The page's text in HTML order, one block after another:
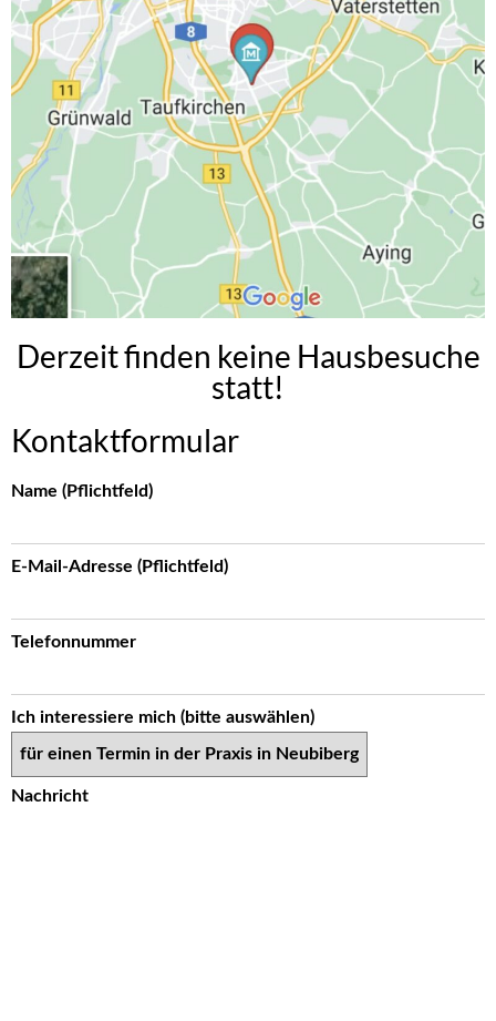
Derzeit finden keine Hausbesuche
statt!
Kontaktformular
Name (Pflichtfeld)
Bitte lasse dieses Feld leer.
Bitte lasse dieses Feld leer.
E-Mail-Adresse (Pflichtfeld)
Telefonnummer
Ich interessiere mich (bitte auswählen)
Nachricht